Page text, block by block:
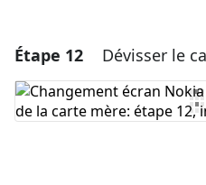
Ajouter un
Ajouter un
Étape 12 Dévisser le